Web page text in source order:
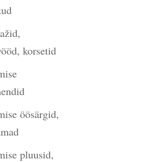
korsetid
öösärgid,
pluusid,